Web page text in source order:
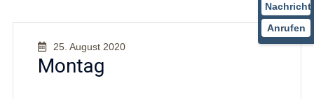
Nachricht
Anrufen
25. August 2020
Montag